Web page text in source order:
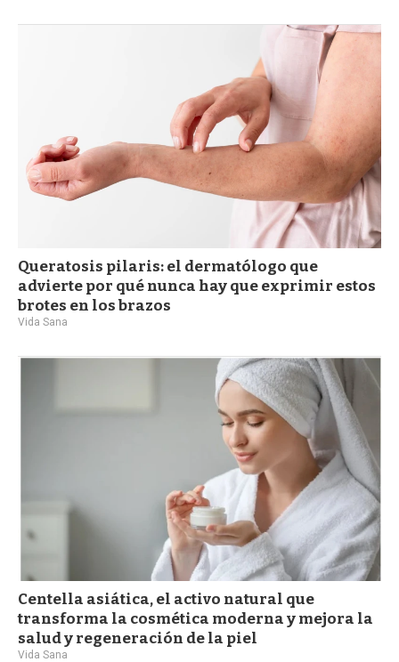
Queratosis pilaris: el dermatólogo que
advierte por qué nunca hay que exprimir estos
brotes en los brazos
Vida Sana
Centella asiática, el activo natural que
transforma la cosmética moderna y mejora la
salud y regeneración de la piel
Vida Sana